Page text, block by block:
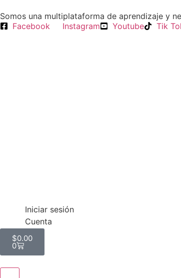
Somos una multiplataforma de aprendizaje y
Facebook
Instagram Youtube Tik
Iniciar sesión
Cuenta
$0.00
0